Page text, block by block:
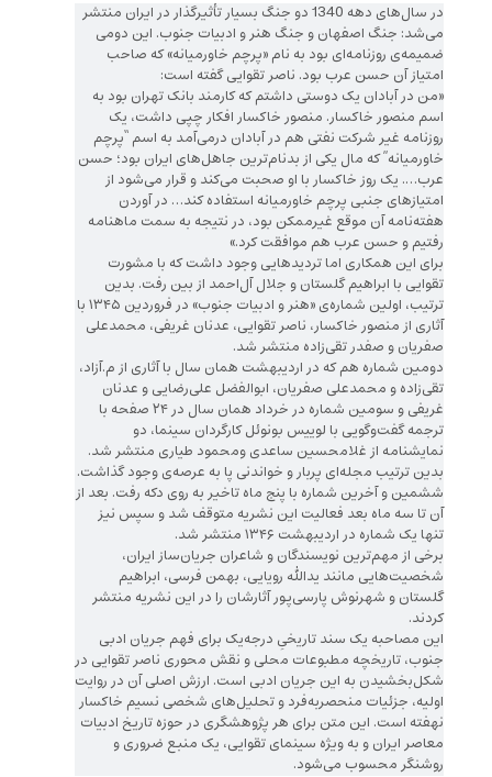
در سال‌های دهه 1340 دو جنگ بسیار تأثیرگذار در ایران منتشر
می‌شد: جنگ اصفهان و جنگ هنر و ادبیات جنوب. این دومی
ضمیمه‌ی روزنامه‌ای بود به نام «پرچم خاورمیانه» که صاحب
امتیاز آن حسن عرب بود. ناصر تقوایی گفته است:
«من در آبادان یک دوستی داشتم که کارمند بانک تهران بود به
اسم منصور خاکسار. منصور خاکسار افکار چپی داشت، یک
روزنامه غیر شرکت نفتی هم در آبادان درمی‌آمد به اسم “پرچم
خاورمیانه” که مال یکی از بدنام‌ترین جاهل‌های ایران بود؛ حسن
عرب…. یک روز خاکسار با او صحبت می‌کند و قرار می‌شود از
امتیازهای جنبی پرچم خاورمیانه استفاده کند… در آوردن
هفته‌نامه آن موقع غیرممکن بود، در نتیجه به سمت ماهنامه
رفتیم و حسن عرب هم موافقت کرد.»
برای این همکاری اما تردیدهایی وجود داشت که با مشورت
تقوایی با ابراهیم گلستان و جلال آل‌احمد از بین رفت. بدین
ترتیب، اولین شماره‌ی «هنر و ادبیات جنوب» در فروردین ۱۳۴۵ با
آثاری از منصور خاکسار، ناصر تقوایی، عدنان غریفی، محمدعلی
صفریان و صفدر تقی‌زاده منتشر شد.
دومین شماره هم که در اردیبهشت همان سال با آثاری از م.آزاد،
تقی‌زاده و محمدعلی صفریان، ابوالفضل علی‌رضایی و عدنان
غریفی و سومین شماره در خرداد همان سال در ۲۴ صفحه با
ترجمه گفت‌وگویی با لوییس بونوئل کارگردان سینما، دو
نمایشنامه از غلامحسین ساعدی ومحمود طیاری منتشر شد.
بدین ترتیب مجله‌ای پربار و خواندنی پا به عرصه‌ی وجود گذاشت.
ششمین و آخرین شماره با پنج ماه تاخیر به روی دکه رفت. بعد از
آن تا سه ماه بعد فعالیت این نشریه متوقف شد و سپس نیز
تنها یک شماره در اردیبهشت ۱۳۴۶ منتشر شد.
برخی از مهم‌ترین نویسندگان و شاعران جریان‌ساز ایران،
شخصیت‌هایی مانند یدالله رویایی، بهمن فرسی، ابراهیم
گلستان و شهرنوش پارسی‌پور آثارشان را در این نشریه منتشر
کردند.
این مصاحبه یک سند تاریخیِ درجه‌یک برای فهم جریان ادبی
جنوب، تاریخچه مطبوعات محلی و نقش محوری ناصر تقوایی در
شکل‌بخشیدن به این جریان ادبی است. ارزش اصلی آن در روایت
اولیه، جزئیات منحصربه‌فرد و تحلیل‌های شخصی نسیم خاکسار
نهفته است. این متن برای هر پژوهشگری در حوزه تاریخ ادبیات
معاصر ایران و به ویژه سینمای تقوایی، یک منبع ضروری و
روشنگر محسوب می‌شود.